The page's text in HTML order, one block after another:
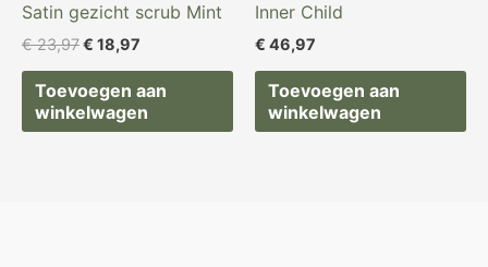
Satin gezicht scrub Mint
€23,97€ 18,97
Toevoegen aan
winkelwagen
Inner Child
€ 46,97
Toevoegen aan
winkelwagen